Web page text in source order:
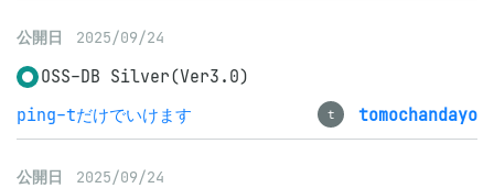
公開日 2025/09/24
OSS-DB Silver(Ver3.0)
ping-tだけでいけます
t tomochandayo
公開日 2025/09/24